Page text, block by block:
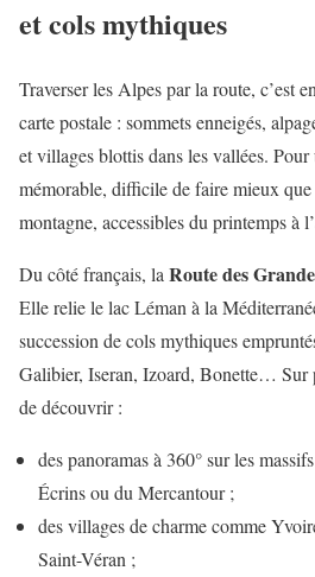
et cols mythiques
Traverser les Alpes par la route, c’est
carte postale : sommets enneigés,
et villages blottis dans les vallées.
mémorable, difficile de faire mieux que
montagne, accessibles du printemps à
Du côté français, la Route des
Elle relie le lac Léman à la
succession de cols mythiques
Galibier, Iseran, Izoard, Bonette… Sur
de découvrir :
des panoramas à 360° sur les
Écrins ou du Mercantour ;
des villages de charme comme
Saint-Véran ;